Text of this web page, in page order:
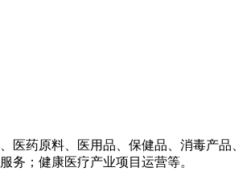
医药原料、医用品、保健品、消毒产品、
务；健康医疗产业项目运营等。